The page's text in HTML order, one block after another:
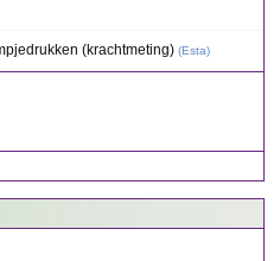
(krachtmeting) (Esta)